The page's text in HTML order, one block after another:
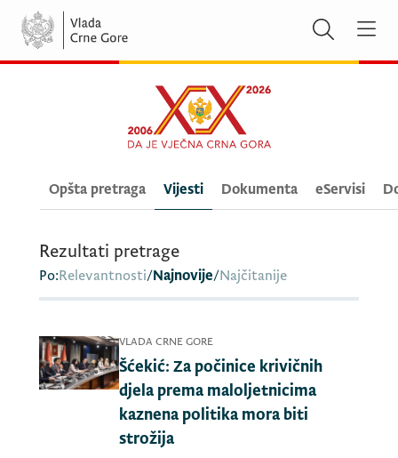
Opšta pretraga Vijesti Dokumenta eServisi
Rezultati pretrage
Po:Relevantnosti/Najnovije/Najčitanije
VLADA CRNE GORE
Šćekić: Za počinice krivičnih
djela prema maloljetnicima
kaznena politika mora biti
strožija